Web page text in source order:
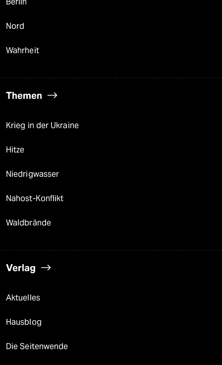
Nord
Wahrheit
Themen
Krieg in der Ukraine
Hitze
Niedrigwasser
Nahost-Konflikt
Waldbrände
Verlag
Aktuelles
Hausblog
Die Seitenwende